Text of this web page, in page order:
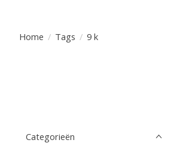
Home / Tags / 9 k
Categorieën